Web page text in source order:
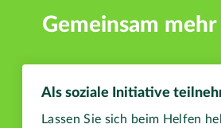
Gemeinsam
Als soziale Initiative
Lassen Sie sich beim Helfen